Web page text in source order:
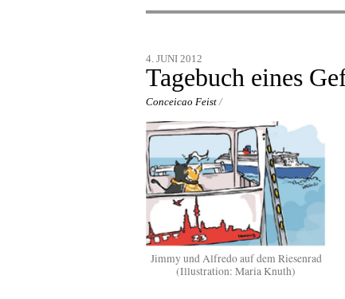
Scroll
content
4. JUNI 2012
Tagebuch eines
Conceicao Feist /
Jimmy und Alfredo auf dem Riesenrad
(Illustration: Maria Knuth)